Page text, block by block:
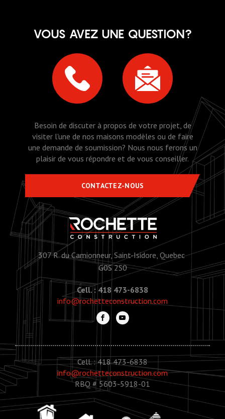
VOUS AVEZ UNE QUESTION?
Besoin de discuter à propos de votre projet, de
visiter l'une de nos maisons modèles ou de faire
une demande de soumission? Nous nous ferons un
plaisir de vous répondre et de vous conseiller.
CONTACTEZ-NOUS
307 R. du Camionneur, Saint-Isidore, Quebec
G0S 2S0
Cell. : 418 473-6838
info@rochetteconstruction.com
Cell. : 418 473-6838
info@rochetteconstruction.com
RBQ # 5603-5918-01